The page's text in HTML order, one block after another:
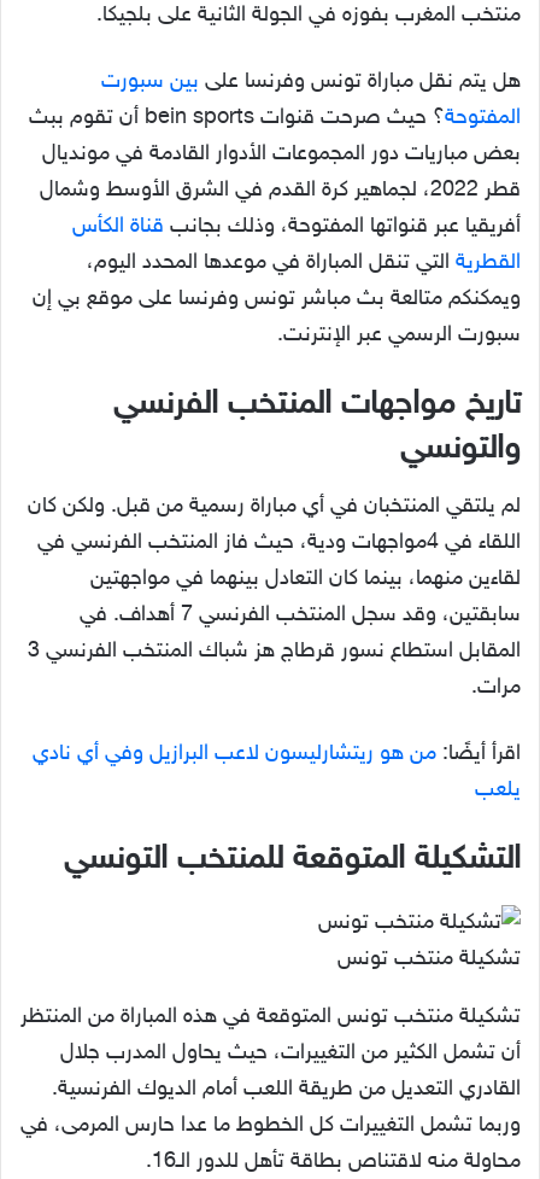
منتخب المغرب بفوزه في الجولة الثانية على بلجيكا.
هل يتم نقل مباراة تونس وفرنسا على بين سبورت
المفتوحة
؟ حيث صرحت قنوات bein sports أن تقوم ببث
بعض مباريات دور المجموعات الأدوار القادمة في مونديال
قطر 2022، لجماهير كرة القدم في الشرق الأوسط وشمال
أفريقيا عبر قنواتها المفتوحة، وذلك بجانب قناة الكأس
القطرية التي تنقل المباراة في موعدها المحدد اليوم،
ويمكنكم متالعة بث مباشر تونس وفرنسا على موقع بي إن
سبورت الرسمي عبر الإنترنت.
تاريخ مواجهات المنتخب الفرنسي
والتونسي
لم يلتقي المنتخبان في أي مباراة رسمية من قبل. ولكن كان
اللقاء في 4مواجهات ودية، حيث فاز المنتخب الفرنسي في
لقاءين منهما، بينما كان التعادل بينهما في مواجهتين
سابقتين، وقد سجل المنتخب الفرنسي 7 أهداف. في
المقابل استطاع نسور قرطاج هز شباك المنتخب الفرنسي 3
مرات.
اقرأ أيضًا: من هو ريتشارليسون لاعب البرازيل وفي أي نادي
يلعب
التشكيلة المتوقعة للمنتخب التونسي
تشكيلة منتخب تونس
تشكيلة منتخب تونس المتوقعة في هذه المباراة من المنتظر
أن تشمل الكثير من التغييرات، حيث يحاول المدرب جلال
القادري التعديل من طريقة اللعب أمام الديوك الفرنسية.
وربما تشمل التغييرات كل الخطوط ما عدا حارس المرمى، في
محاولة منه لاقتناص بطاقة تأهل للدور الـ16.